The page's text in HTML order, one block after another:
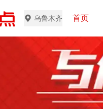
乌鲁木齐 首页